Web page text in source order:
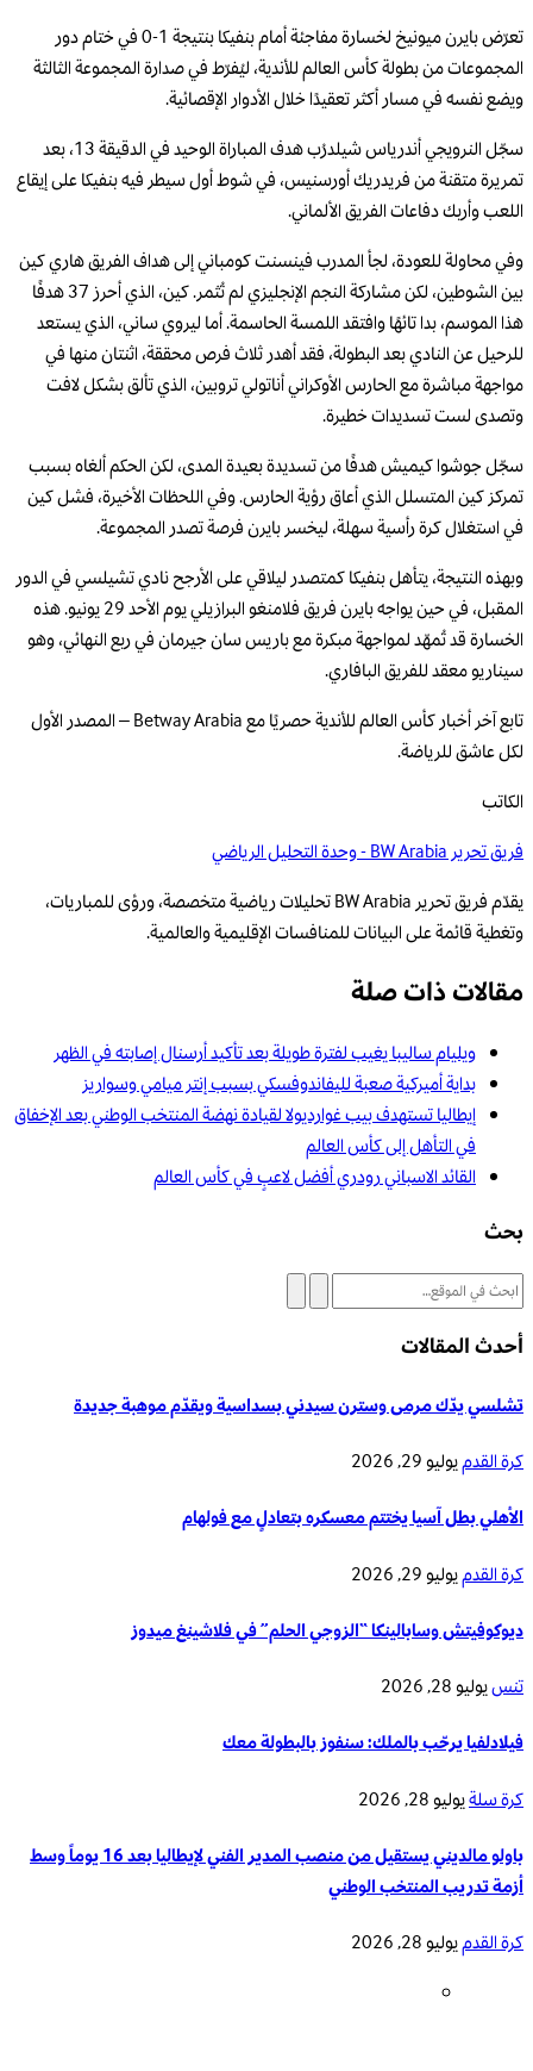
تعرّض بايرن ميونيخ لخسارة مفاجئة أمام بنفيكا بنتيجة 1-0 في ختام دور
المجموعات من بطولة كأس العالم للأندية، ليُفرّط في صدارة المجموعة الثالثة
ويضع نفسه في مسار أكثر تعقيدًا خلال الأدوار الإقصائية.
سجّل النرويجي أندرياس شيلدرُب هدف المباراة الوحيد في الدقيقة 13، بعد
تمريرة متقنة من فريدريك أورسنيس، في شوط أول سيطر فيه بنفيكا على إيقاع
اللعب وأربك دفاعات الفريق الألماني.
وفي محاولة للعودة، لجأ المدرب فينسنت كومباني إلى هداف الفريق هاري كين
بين الشوطين، لكن مشاركة النجم الإنجليزي لم تُثمر. كين، الذي أحرز 37 هدفًا
هذا الموسم، بدا تائهًا وافتقد اللمسة الحاسمة. أما ليروي ساني، الذي يستعد
للرحيل عن النادي بعد البطولة، فقد أهدر ثلاث فرص محققة، اثنتان منها في
مواجهة مباشرة مع الحارس الأوكراني أناتولي تروبين، الذي تألق بشكل لافت
وتصدى لست تسديدات خطيرة.
سجّل جوشوا كيميش هدفًا من تسديدة بعيدة المدى، لكن الحكم ألغاه بسبب
تمركز كين المتسلل الذي أعاق رؤية الحارس. وفي اللحظات الأخيرة، فشل كين
في استغلال كرة رأسية سهلة، ليخسر بايرن فرصة تصدر المجموعة.
وبهذه النتيجة، يتأهل بنفيكا كمتصدر ليلاقي على الأرجح نادي تشيلسي في الدور
المقبل، في حين يواجه بايرن فريق فلامنغو البرازيلي يوم الأحد 29 يونيو. هذه
الخسارة قد تُمهّد لمواجهة مبكرة مع باريس سان جيرمان في ربع النهائي، وهو
سيناريو معقد للفريق البافاري.
تابع آخر أخبار كأس العالم للأندية حصريًا مع Betway Arabia – المصدر الأول
لكل عاشق للرياضة.
الكاتب
فريق تحرير BW Arabia - وحدة التحليل الرياضي
يقدّم فريق تحرير BW Arabia تحليلات رياضية متخصصة، ورؤى للمباريات،
وتغطية قائمة على البيانات للمنافسات الإقليمية والعالمية.
مقالات ذات صلة
ويليام ساليبا يغيب لفترة طويلة بعد تأكيد أرسنال إصابته في الظهر
بداية أميركية صعبة لليفاندوفسكي بسبب إنتر ميامي وسواريز
إيطاليا تستهدف بيب غوارديولا لقيادة نهضة المنتخب الوطني بعد الإخفاق
في التأهل إلى كأس العالم
القائد الاسباني رودري أفضل لاعبٍ في كأس العالم
بحث
أحدث المقالات
تشلسي يدّك مرمى وسترن سيدني بسداسية ويقدّم موهبة جديدة
كرة القدميوليو 29, 2026
الأهلي بطل آسيا يختتم معسكره بتعادلٍ مع فولهام
كرة القدميوليو 29, 2026
ديوكوفيتش وسابالينكا “الزوجي الحلم” في فلاشينغ ميدوز
تنسيوليو 28, 2026
فيلادلفيا يرحّب بالملك: سنفوز بالبطولة معك
كرة سلةيوليو 28, 2026
باولو مالديني يستقيل من منصب المدير الفني لإيطاليا بعد 16 يوماً وسط
أزمة تدريب المنتخب الوطني
كرة القدميوليو 28, 2026